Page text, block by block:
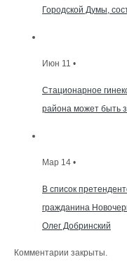
Городской Думы,
Июн 11 •
Стационарное
района может быть
Мар 14 •
В список
гражданина
Олег Добринский
Комментарии закрыты.